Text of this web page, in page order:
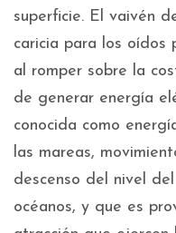
superficie. El vaivén
caricia para los oídos
al romper sobre la
de generar energía
conocida como
las mareas,
descenso del nivel
océanos, y que es